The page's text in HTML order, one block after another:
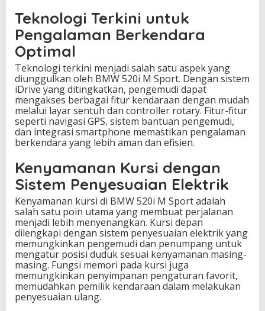
Teknologi Terkini untuk
Pengalaman Berkendara
Optimal
Teknologi terkini menjadi salah satu aspek yang
diunggulkan oleh BMW 520i M Sport. Dengan sistem
iDrive yang ditingkatkan, pengemudi dapat
mengakses berbagai fitur kendaraan dengan mudah
melalui layar sentuh dan controller rotary. Fitur-fitur
seperti navigasi GPS, sistem bantuan pengemudi,
dan integrasi smartphone memastikan pengalaman
berkendara yang lebih aman dan efisien.
Kenyamanan Kursi dengan
Sistem Penyesuaian Elektrik
Kenyamanan kursi di BMW 520i M Sport adalah
salah satu poin utama yang membuat perjalanan
menjadi lebih menyenangkan. Kursi depan
dilengkapi dengan sistem penyesuaian elektrik yang
memungkinkan pengemudi dan penumpang untuk
mengatur posisi duduk sesuai kenyamanan masing-
masing. Fungsi memori pada kursi juga
memungkinkan penyimpanan pengaturan favorit,
memudahkan pemilik kendaraan dalam melakukan
penyesuaian ulang.